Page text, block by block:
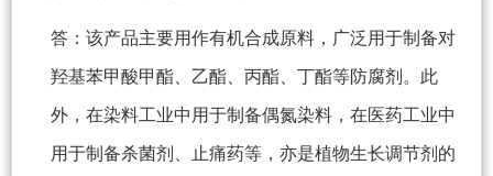
答：该产品主要用作有机合成原料，广泛用于制备对
羟基苯甲酸甲酯、乙酯、丙酯、丁酯等防腐剂。此
外，在染料工业中用于制备偶氮染料，在医药工业中
用于制备杀菌剂、止痛药等，亦是植物生长调节剂的